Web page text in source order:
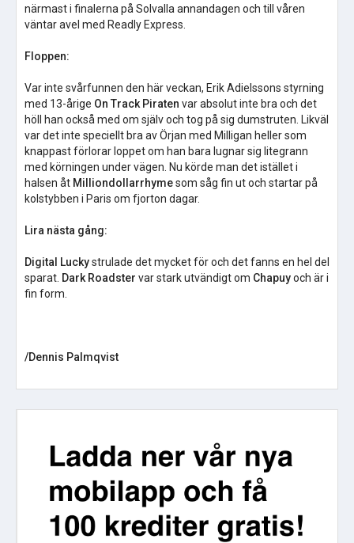
närmast i finalerna på Solvalla annandagen och till våren
väntar avel med Readly Express.
Floppen:
Var inte svårfunnen den här veckan, Erik Adielssons styrning
med 13-årige On Track Piraten var absolut inte bra och det
höll han också med om själv och tog på sig dumstruten. Likväl
var det inte speciellt bra av Örjan med Milligan heller som
knappast förlorar loppet om han bara lugnar sig litegrann
med körningen under vägen. Nu körde man det istället i
halsen åt Milliondollarrhymesom såg fin ut och startar på
kolstybben i Paris om fjorton dagar.
Lira nästa gång:
Digital Luckystrulade det mycket för och det fanns en hel del
sparat. Dark Roadster var stark utvändigt om Chapuyoch är i
fin form.
/Dennis Palmqvist